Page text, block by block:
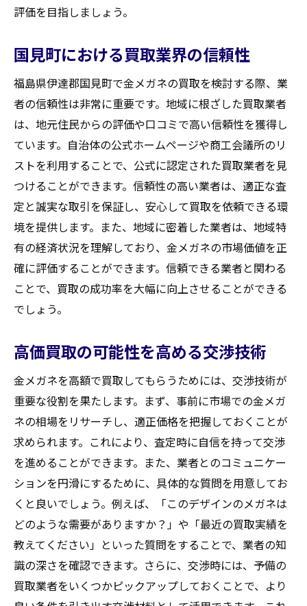
福島県伊達郡での買取交渉を有利に進めるため
事前準備が重要な理由
交渉前に確認すべき情報
相手を納得させる説得材料
交渉のタイミングを見極める
価格交渉に必要な心構え
成功する交渉のためのコミュニケーション
術
国見町で金メガネを売る前に確認したい重要事
項
売却前のチェックリスト
法的手続きと必要書類
売却前に確認すべき取引条件
安全な取引を保証するための対策
買取価格を最大化するための金メガネの見せ方
とアピール法
査定時に効果的なプレゼン方法
写真を活用したアピールのコツ
状態を良く見せるための工夫
付加価値を伝えるためのストーリー
査定士に響く魅力的なプレゼンテーション
視覚的印象を大切にする理由
買取大吉セラビ白石店
評価を目指しましょう。
国見町における買取業界の信頼性
福島県伊達郡国見町で金メガネの買取を検討する際、業
者の信頼性は非常に重要です。地域に根ざした買取業者
は、地元住民からの評価や口コミで高い信頼性を獲得し
ています。自治体の公式ホームページや商工会議所のリ
ストを利用することで、公式に認定された買取業者を見
つけることができます。信頼性の高い業者は、適正な査
定と誠実な取引を保証し、安心して買取を依頼できる環
境を提供します。また、地域に密着した業者は、地域特
有の経済状況を理解しており、金メガネの市場価値を正
確に評価することができます。信頼できる業者と関わる
ことで、買取の成功率を大幅に向上させることができる
でしょう。
高価買取の可能性を高める交渉技術
金メガネを高額で買取してもらうためには、交渉技術が
重要な役割を果たします。まず、事前に市場での金メガ
ネの相場をリサーチし、適正価格を把握しておくことが
求められます。これにより、査定時に自信を持って交渉
を進めることができます。また、業者とのコミュニケー
ションを円滑にするために、具体的な質問を用意してお
くと良いでしょう。例えば、「このデザインのメガネは
どのような需要がありますか？」や「最近の買取実績を
教えてください」といった質問をすることで、業者の知
識の深さを確認できます。さらに、交渉時には、予備の
買取業者をいくつかピックアップしておくことで、より